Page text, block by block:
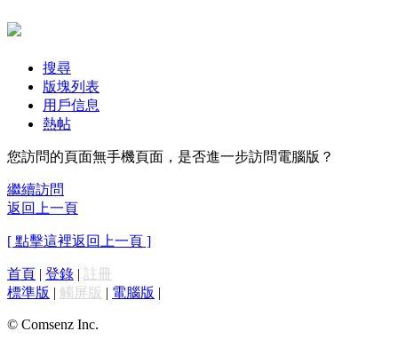
搜尋
版塊列表
用戶信息
熱帖
您訪問的頁面無手機頁面，是否進一步訪問電腦版？
繼續訪問
返回上一頁
[ 點擊這裡返回上一頁 ]
首頁 | 登錄 | 註冊
標準版 | 觸屏版 | 電腦版 |
© Comsenz Inc.